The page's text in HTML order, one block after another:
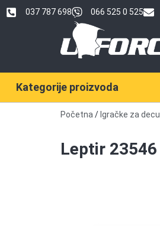
037 787 698 066 525 0 525
Kategorije proizvoda
Početna / Igračke za decu
Leptir 23546